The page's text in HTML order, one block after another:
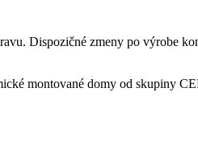
Dispozičné zmeny po výrobe
montované domy od skupiny